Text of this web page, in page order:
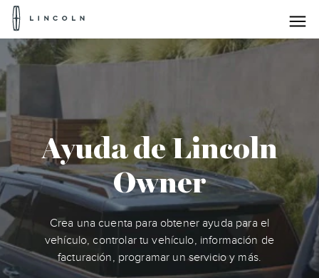
Saltar al contenido
Ayuda de Lincoln
Owner
Crea una cuenta para obtener ayuda para el
vehículo, controlar tu vehículo, información de
facturación, programar un servicio y más.